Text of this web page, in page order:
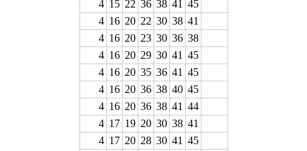
4 15 22 36 38 41 45
4 16 20 22 30 38 41
4 16 20 23 30 36 38
4 16 20 29 30 41 45
4 16 20 35 36 41 45
4 16 20 36 38 40 45
4 16 20 36 38 41 44
4 17 19 20 30 38 41
4 17 20 28 30 41 45